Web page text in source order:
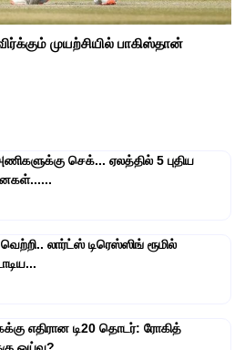
முயற்சியில் பாகிஸ்தான்
செக்... ஏலத்தில் 5 புதிய
வெற்றி.. லார்ட்ஸ் டிரெஸ்ஸிங் ரூமில்
எதிரான டி20 தொடர்: ரோகித்
ஓய்வு?